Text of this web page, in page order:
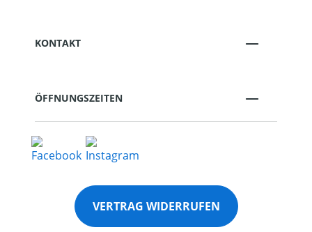
KONTAKT
ÖFFNUNGSZEITEN
VERTRAG WIDERRUFEN